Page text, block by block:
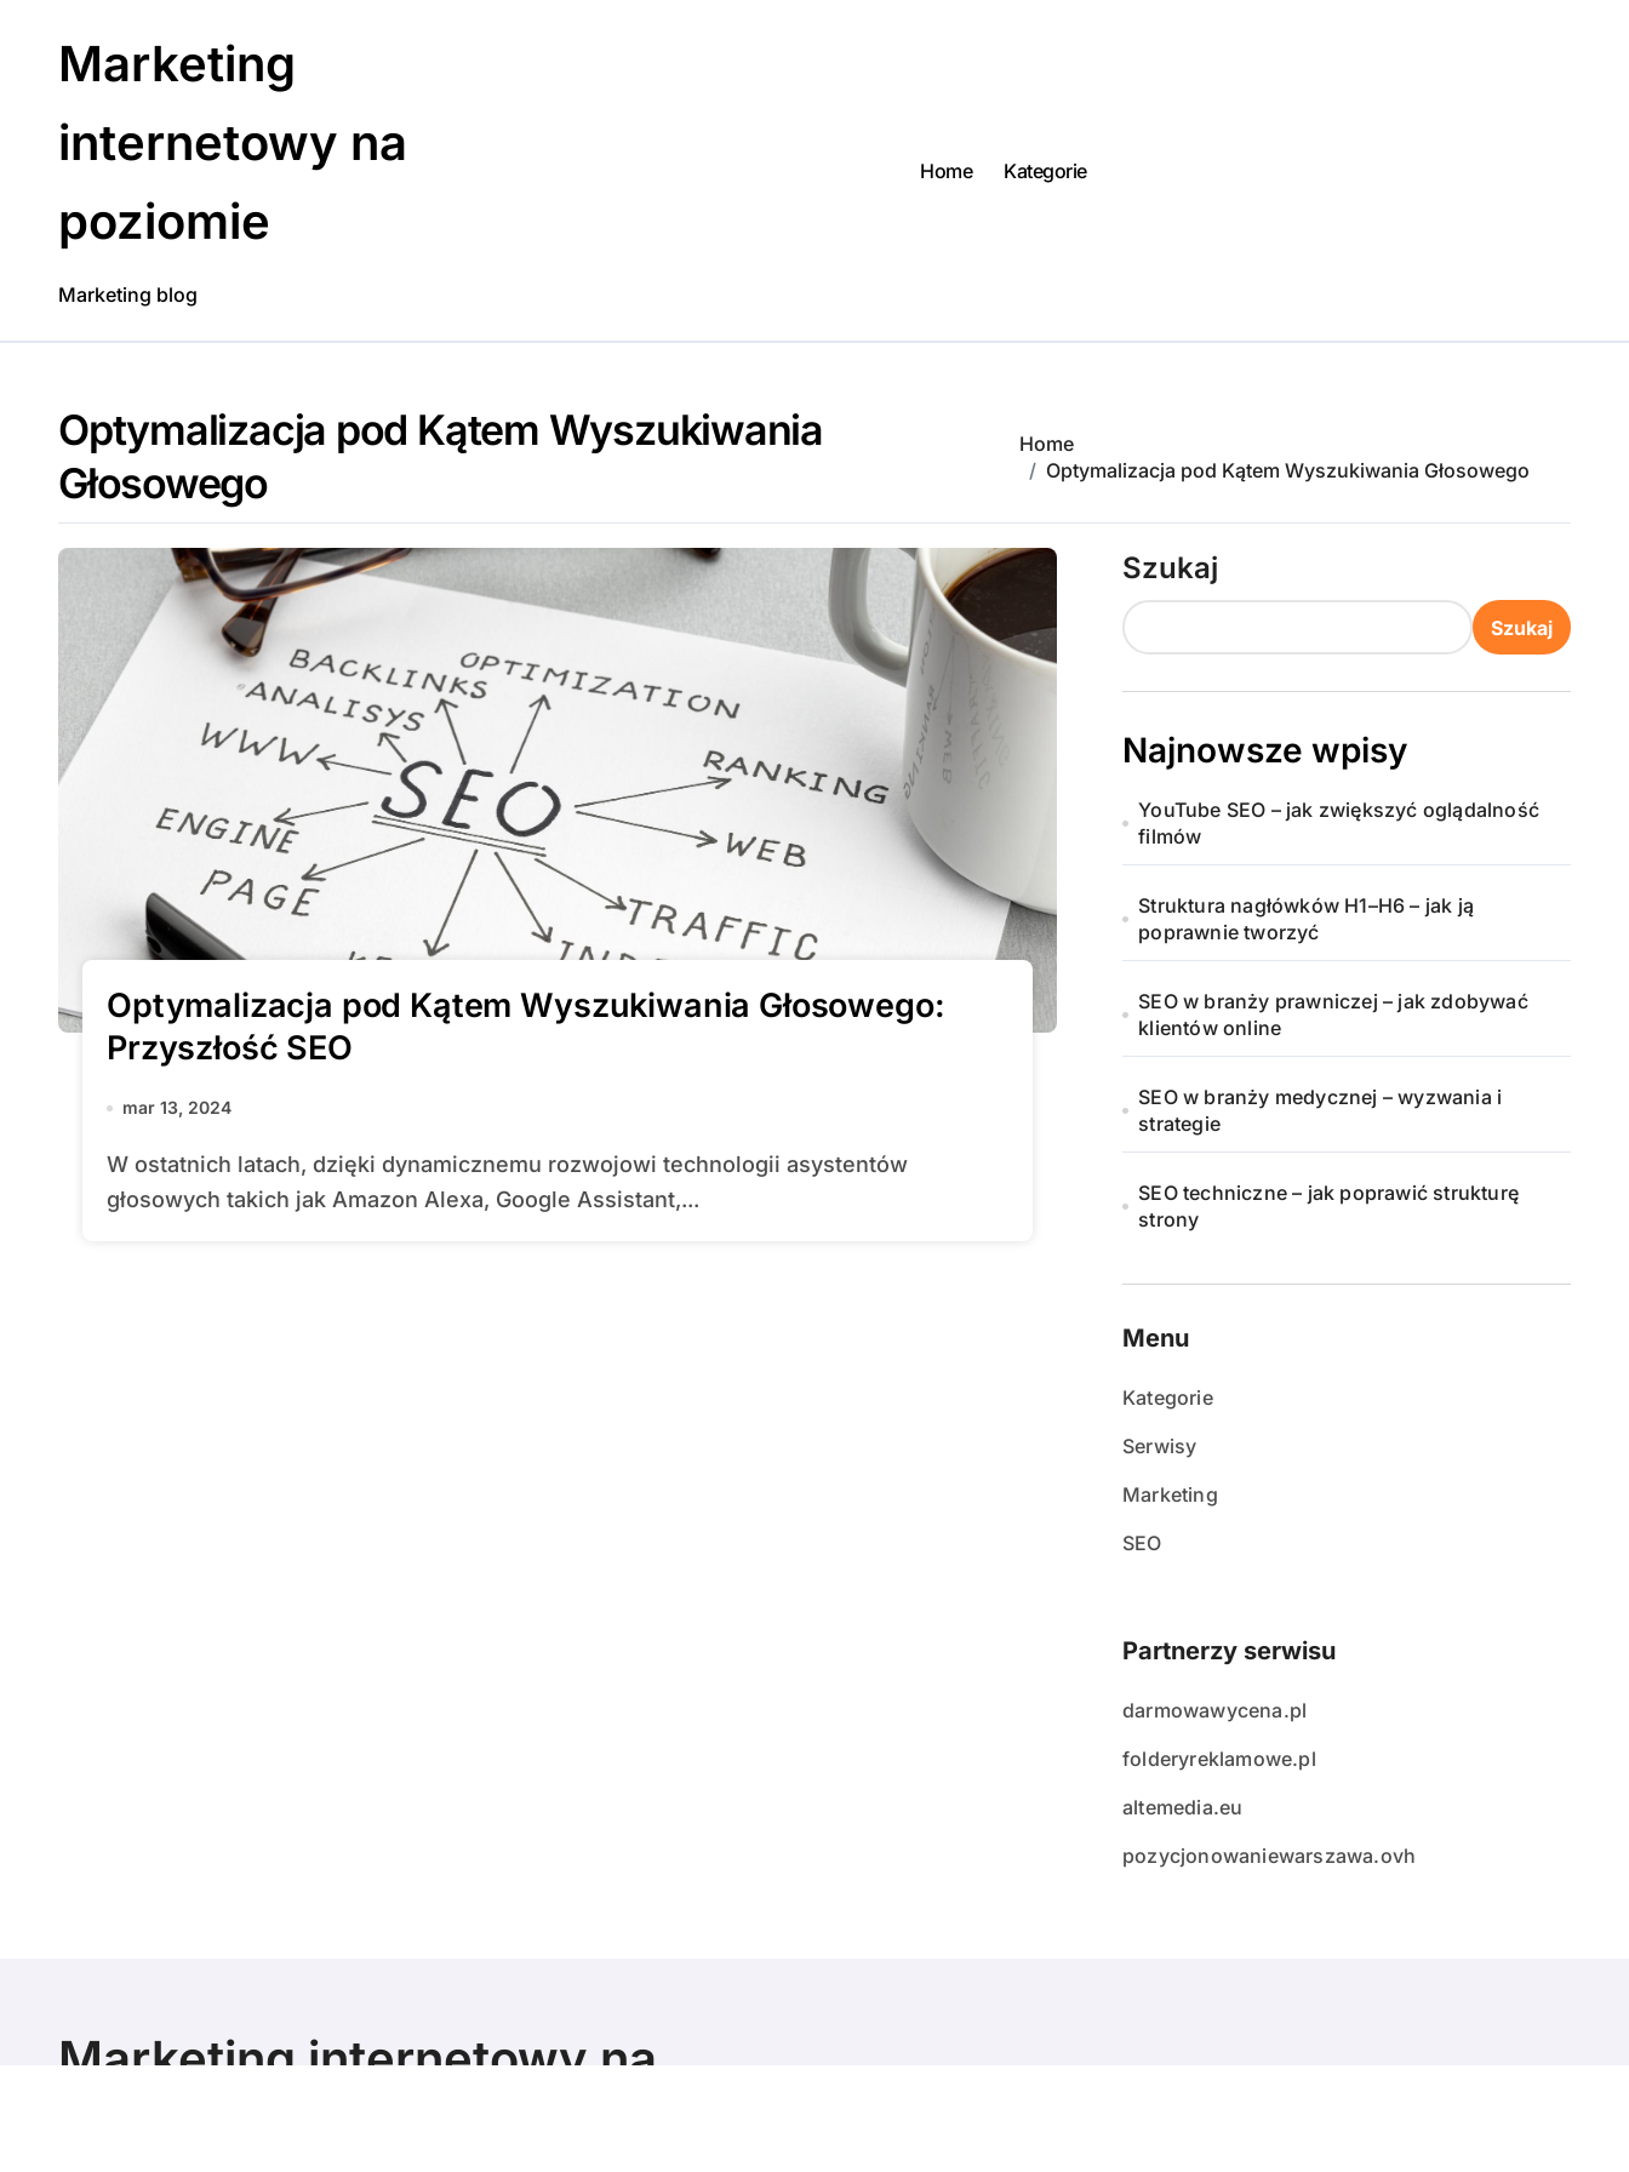
Marketing
internetowy na
poziomie
Marketing blog
Home Kategorie
Optymalizacja pod Kątem Wyszukiwania
Głosowego
Home
Optymalizacja pod Kątem Wyszukiwania Głosowego
Optymalizacja pod Kątem Wyszukiwania Głosowego:
Przyszłość SEO
mar 13, 2024
W ostatnich latach, dzięki dynamicznemu rozwojowi technologii asystentów
głosowych takich jak Amazon Alexa, Google Assistant,...
Szukaj
Szukaj
Najnowsze wpisy
YouTube SEO – jak zwiększyć oglądalność
filmów
Struktura nagłówków H1–H6 – jak ją
poprawnie tworzyć
SEO w branży prawniczej – jak zdobywać
klientów online
SEO w branży medycznej – wyzwania i
strategie
SEO techniczne – jak poprawić strukturę
strony
Menu
Kategorie
Serwisy
Marketing
SEO
Partnerzy serwisu
darmowawycena.pl
folderyreklamowe.pl
altemedia.eu
pozycjonowaniewarszawa.ovh
Marketing internetowy na